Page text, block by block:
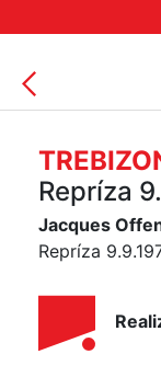
Repríza
Jacques
Repríza